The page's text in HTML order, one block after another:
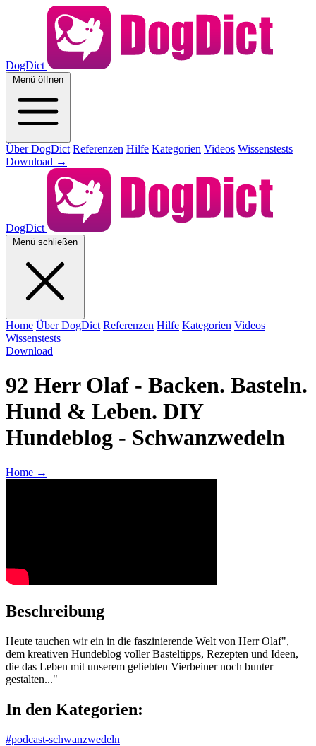
DogDict
Menü öffnen
Über DogDict Referenzen Hilfe Kategorien Videos Wissenstests
Download →
DogDict
Menü schließen
Home Über DogDict Referenzen Hilfe Kategorien Videos
Wissenstests
Download
92 Herr Olaf - Backen. Basteln.
Hund & Leben. DIY
Hundeblog - Schwanzwedeln
Home →
Beschreibung
Heute tauchen wir ein in die faszinierende Welt von Herr Olaf",
dem kreativen Hundeblog voller Basteltipps, Rezepten und Ideen,
die das Leben mit unserem geliebten Vierbeiner noch bunter
gestalten..."
In den Kategorien:
#podcast-schwanzwedeln